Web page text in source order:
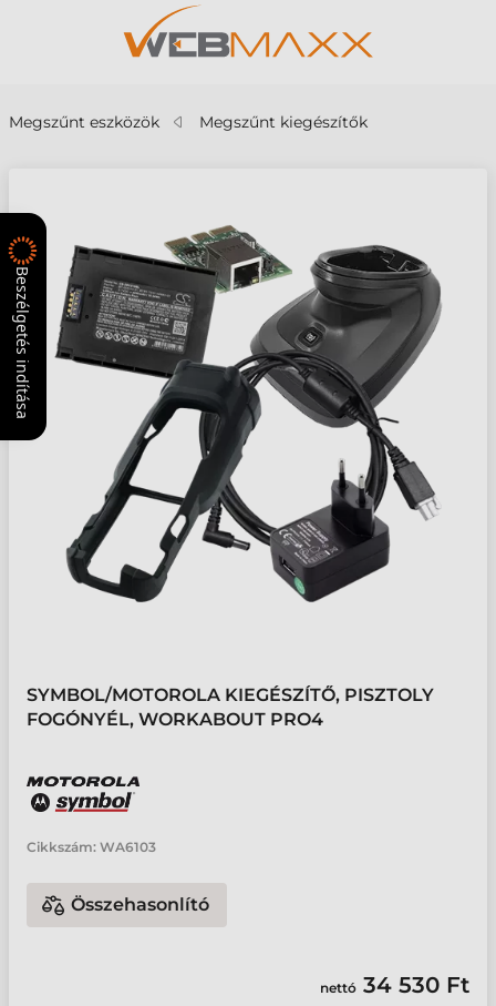
Megszűnt eszközök Megszűnt kiegészítők
SYMBOL/MOTOROLA KIEGÉSZÍTŐ, PISZTOLY
FOGÓNYÉL, WORKABOUT PRO4
Cikkszám: WA6103
Összehasonlító
nettó 34 530 Ft
Beszélgetés indítása